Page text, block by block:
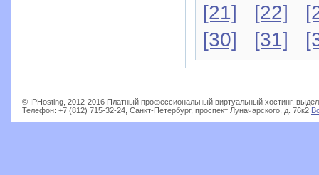
[21]
[22]
[30]
[31]
© IPHosting, 2012-2016 Платный профессиональный виртуальный хостинг,
Телефон: +7 (812) 715-32-24, Санкт-Петербург, проспект Луначарского, д. 76к2